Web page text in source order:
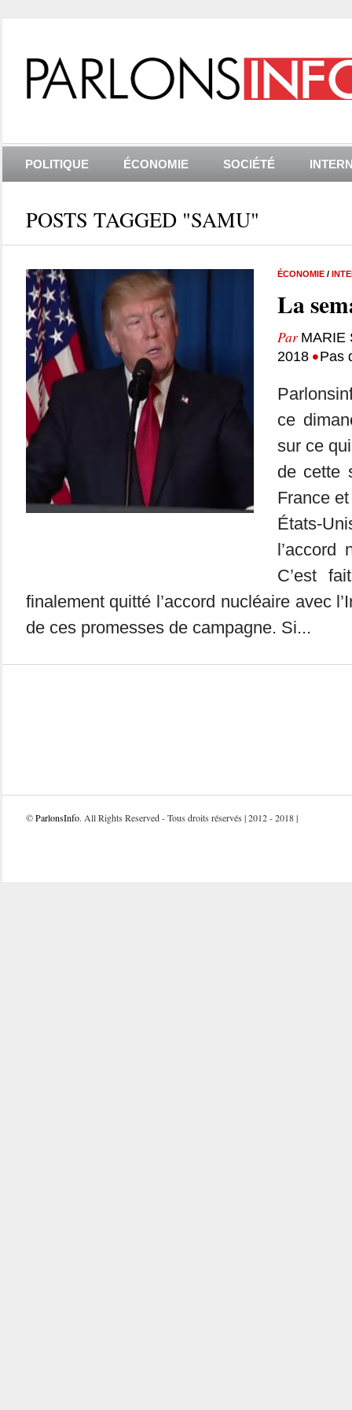
POLITIQUE ÉCONOMIE SOCIÉTÉ
POSTS TAGGED "SAMU"
ÉCONOMIE/
La
Par MARIE
2018 •Pas
ce
sur ce
de cette
France
États-
l’accord
C’est
finalement quitté l’accord nucléaire avec
de ces promesses de campagne. Si...
©ParlonsInfo. All Rights Reserved - Tous droits réservés | 2012 - 2018 |